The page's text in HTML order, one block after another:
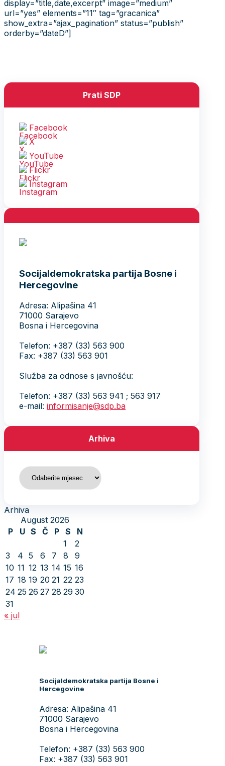
display=”title,date,excerpt” image=”medium”
url=”yes” elements=”11″ tag=”gracanica”
show_extra=”ajax_pagination” status=”publish”
orderby=”dateD”]
Prati SDP
Facebook
X
YouTube
Flickr
Instagram
Socijaldemokratska partija Bosne i
Hercegovine
Adresa: Alipašina 41
71000 Sarajevo
Bosna i Hercegovina
Telefon: +387 (33) 563 900
Fax: +387 (33) 563 901
Služba za odnose s javnošću:
Telefon: +387 (33) 563 941 ; 563 917
e-mail: informisanje@sdp.ba
Arhiva
Arhiva
Arhiva
August 2026
P
U S Č P S
N
1
2
3
4 5 6 7 8
9
10 11 12 13 14 15 16
17 18 19 20 21 22 23
24 25 26 27 28 29 30
31
« jul
Socijaldemokratska partija Bosne i
Hercegovine
Adresa: Alipašina 41
71000 Sarajevo
Bosna i Hercegovina
Telefon: +387 (33) 563 900
Fax: +387 (33) 563 901